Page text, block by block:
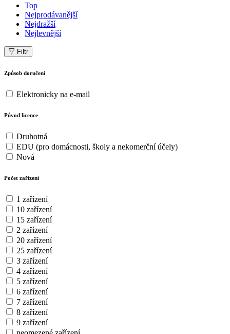
Top
Nejprodávanější
Nejdražší
Nejlevnější
Filtr
Způsob doručení
Elektronicky na e-mail
Původ licence
Druhotná
EDU (pro domácnosti, školy a nekomerční účely)
Nová
Počet zařízení
1 zařízení
10 zařízení
15 zařízení
2 zařízení
20 zařízení
25 zařízení
3 zařízení
4 zařízení
5 zařízení
6 zařízení
7 zařízení
8 zařízení
9 zařízení